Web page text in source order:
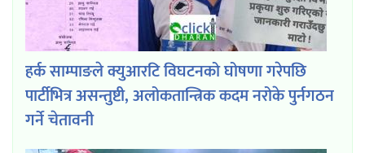
हर्क साम्पाङले क्युआरटि विघटनको घोषणा गरेपछि
पार्टीभित्र असन्तुष्टी, अलोकतान्त्रिक कदम नरोके पुर्नगठन
गर्ने चेतावनी